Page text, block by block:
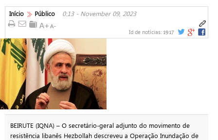
Início Público 0:13 - November 09, 2023
Id de notícias: 1917
BEIRUTE (IQNA) – O secretário-geral adjunto do movimento de
resistência libanês Hezbollah descreveu a Operação Inundação de